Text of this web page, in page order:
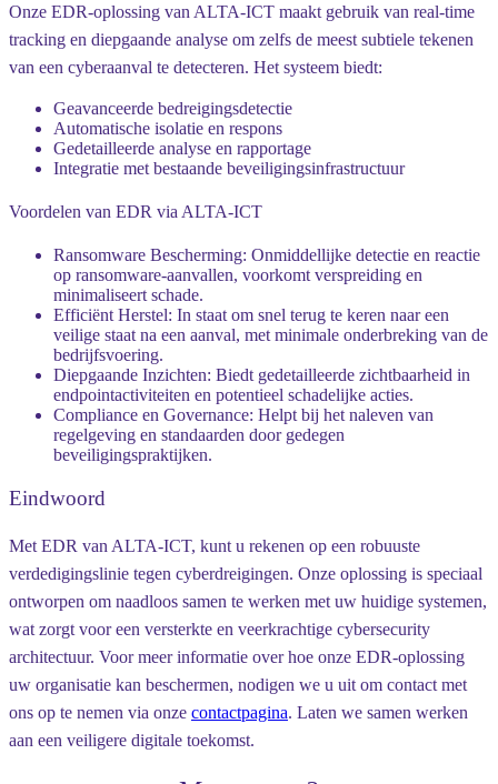
Onze EDR-oplossing van ALTA-ICT maakt gebruik van real-time
tracking en diepgaande analyse om zelfs de meest subtiele tekenen
van een cyberaanval te detecteren. Het systeem biedt:
Geavanceerde bedreigingsdetectie
Automatische isolatie en respons
Gedetailleerde analyse en rapportage
Integratie met bestaande beveiligingsinfrastructuur
Voordelen van EDR via ALTA-ICT
Ransomware Bescherming: Onmiddellijke detectie en reactie
op ransomware-aanvallen, voorkomt verspreiding en
minimaliseert schade.
Efficiënt Herstel: In staat om snel terug te keren naar een
veilige staat na een aanval, met minimale onderbreking van de
bedrijfsvoering.
Diepgaande Inzichten: Biedt gedetailleerde zichtbaarheid in
endpointactiviteiten en potentieel schadelijke acties.
Compliance en Governance: Helpt bij het naleven van
regelgeving en standaarden door gedegen
beveiligingspraktijken.
Eindwoord
Met EDR van ALTA-ICT, kunt u rekenen op een robuuste
verdedigingslinie tegen cyberdreigingen. Onze oplossing is speciaal
ontworpen om naadloos samen te werken met uw huidige systemen,
wat zorgt voor een versterkte en veerkrachtige cybersecurity
architectuur. Voor meer informatie over hoe onze EDR-oplossing
uw organisatie kan beschermen, nodigen we u uit om contact met
ons op te nemen via onze contactpagina. Laten we samen werken
aan een veiligere digitale toekomst.